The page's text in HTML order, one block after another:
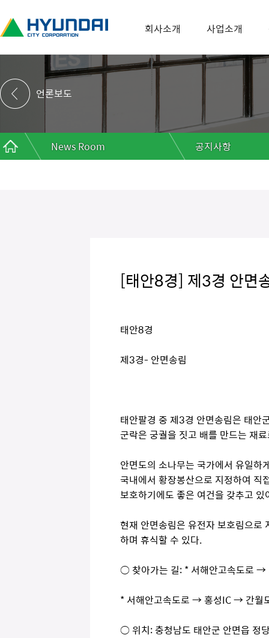
회사소개 사업소개
언론보도
News Room 공지사항
[태안8경] 제3경 안면
태안8경
제3경- 안면송림
태안팔경 중 제3경 안면송림은 태안
군락은 궁궐을 짓고 배를 만드는 재
안면도의 소나무는 국가에서 유일하
국내에서 황장봉산으로 지정하여 직
보호하기에도 좋은 여건을 갖추고
현재 안면송림은 유전자 보호림으로
하며 휴식할 수 있다.
○ 찾아가는 길: * 서해안고속도로
* 서해안고속도로 → 홍성IC → 간월
○ 위치: 충청남도 태안군 안면읍 정